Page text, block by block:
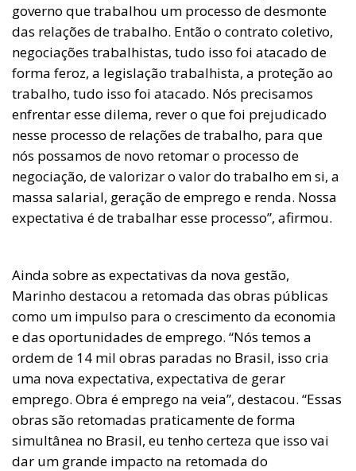
governo que trabalhou um processo de desmonte
das relações de trabalho. Então o contrato coletivo,
negociações trabalhistas, tudo isso foi atacado de
forma feroz, a legislação trabalhista, a proteção ao
trabalho, tudo isso foi atacado. Nós precisamos
enfrentar esse dilema, rever o que foi prejudicado
nesse processo de relações de trabalho, para que
nós possamos de novo retomar o processo de
negociação, de valorizar o valor do trabalho em si, a
massa salarial, geração de emprego e renda. Nossa
expectativa é de trabalhar esse processo”, afirmou.
Ainda sobre as expectativas da nova gestão,
Marinho destacou a retomada das obras públicas
como um impulso para o crescimento da economia
e das oportunidades de emprego. “Nós temos a
ordem de 14 mil obras paradas no Brasil, isso cria
uma nova expectativa, expectativa de gerar
emprego. Obra é emprego na veia”, destacou. “Essas
obras são retomadas praticamente de forma
simultânea no Brasil, eu tenho certeza que isso vai
dar um grande impacto na retomada do